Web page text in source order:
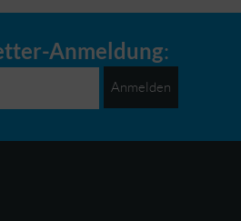
Anmeldung
Anmelden